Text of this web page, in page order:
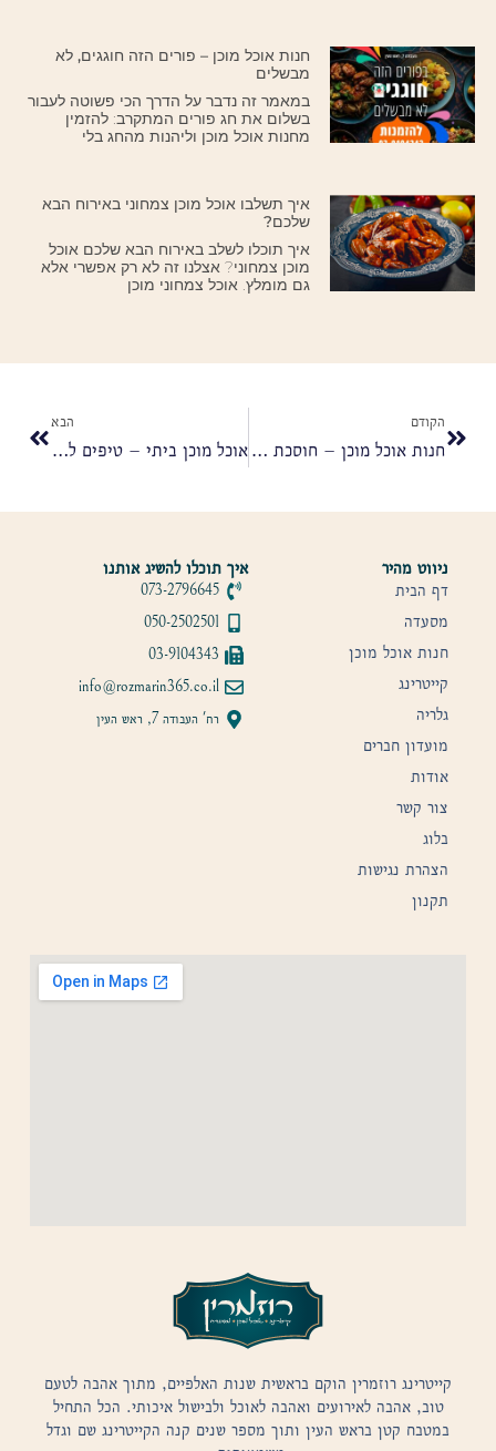
חנות אוכל מוכן – פורים הזה חוגגים, לא
מבשלים
במאמר זה נדבר על הדרך הכי פשוטה לעבור
בשלום את חג פורים המתקרב: להזמין
מחנות אוכל מוכן וליהנות מהחג בלי
איך תשלבו אוכל מוכן צמחוני באירוח הבא
שלכם?
איך תוכלו לשלב באירוח הבא שלכם אוכל
מוכן צמחוני? אצלנו זה לא רק אפשרי אלא
גם מומלץ. אוכל צמחוני מוכן
הקודם
חנות אוכל מוכן – חוסכת זמן, מאמץ ונותנת תוצאה של מסעדה בבית
הבא
אוכל מוכן ביתי – טיפים להזמנת כמויות נכונות לשבת או לאירוח משפחתי
קייטרינג רוזמרין הוקם בראשית שנות האלפיים, מתוך אהבה לטעם
טוב, אהבה לאירועים ואהבה לאוכל ולבישול איכותי. הכל התחיל
במטבח קטן בראש העין ותוך מספר שנים קנה הקייטרינג שם וגדל
ניווט מהיר
דף הבית
מסעדה
חנות אוכל מוכן
קייטרינג
גלריה
מועדון חברים
אודות
צור קשר
בלוג
הצהרת נגישות
תקנון
איך תוכלו להשיג אותנו
073-2796645
050-2502501
03-9104343
info@rozmarin365.co.il
רח' העבודה 7, ראש העין